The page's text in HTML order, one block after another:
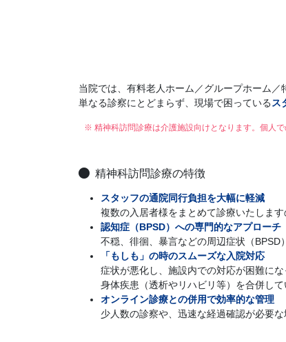
当院では、有料老人ホーム／グループホーム
単なる診察にとどまらず、現場で困っている ス
※ 精神科訪問診療は介護施設向けとなります。個人で
精神科訪問診療の特徴
スタッフの通院同行負担を大幅に軽減
複数の入居者様をまとめて診療いたしま
認知症（BPSD）への専門的なアプローチ
不穏、徘徊、暴言などの周辺症状（
「もしも」の時のスムーズな入院対応
症状が悪化し、施設内での対応が困難に
身体疾患（透析やリハビリ等）を合併し
オンライン診療との併用で効率的な管理
少人数の診察や、迅速な経過確認が必要